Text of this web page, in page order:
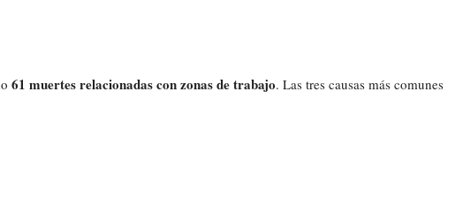
61 muertes relacionadas con zonas de trabajo. Las tres causas más comunes